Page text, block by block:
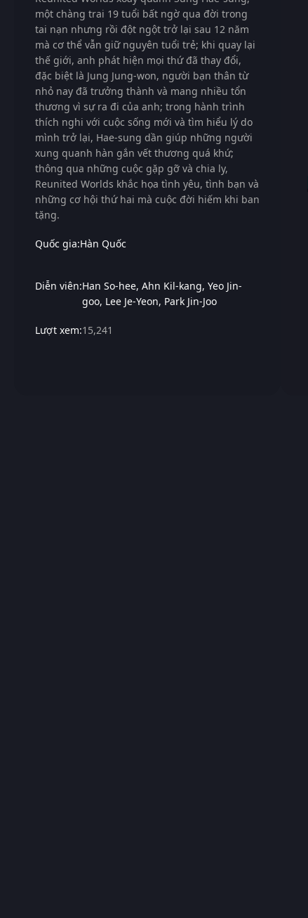
một chàng trai 19 tuổi bất ngờ qua đời trong
tai nạn nhưng rồi đột ngột trở lại sau 12 năm
mà cơ thể vẫn giữ nguyên tuổi trẻ; khi quay lại
thế giới, anh phát hiện mọi thứ đã thay đổi,
đặc biệt là Jung Jung-won, người bạn thân từ
nhỏ nay đã trưởng thành và mang nhiều tổn
thương vì sự ra đi của anh; trong hành trình
thích nghi với cuộc sống mới và tìm hiểu lý do
mình trở lại, Hae-sung dần giúp những người
xung quanh hàn gắn vết thương quá khứ;
thông qua những cuộc gặp gỡ và chia ly,
Reunited Worlds khắc họa tình yêu, tình bạn và
những cơ hội thứ hai mà cuộc đời hiếm khi ban
tặng.
Quốc gia:Hàn Quốc
Diễn viên:Han So-hee Ahn Kil-kang Yeo Jin-
goo Lee Je-Yeon Park Jin-Joo
Lượt xem:15,241